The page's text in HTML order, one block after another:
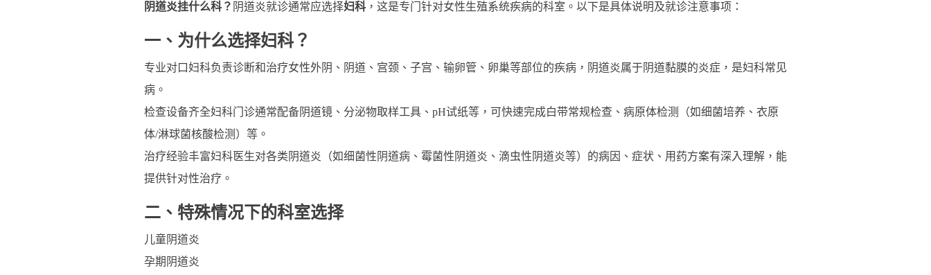
阴道炎挂什么科？ 阴道炎就诊通常应选择妇科，这是专门针对女性生殖系统疾病的科室。以下是具体说明及就诊注意事项：
一、为什么选择妇科？
专业对口妇科负责诊断和治疗女性外阴、阴道、宫颈、子宫、输卵管、卵巢等部位的疾病，阴道炎属于阴道黏膜的炎症，是妇科常见
病。
检查设备齐全妇科门诊通常配备阴道镜、分泌物取样工具、pH试纸等，可快速完成白带常规检查、病原体检测（如细菌培养、衣原
体/淋球菌核酸检测）等。
治疗经验丰富妇科医生对各类阴道炎（如细菌性阴道病、霉菌性阴道炎、滴虫性阴道炎等）的病因、症状、用药方案有深入理解，能
提供针对性治疗。
二、特殊情况下的科室选择
儿童阴道炎
孕期阴道炎